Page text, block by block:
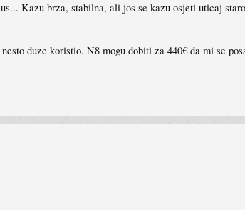
Kazu brza, stabilna, ali jos se kazu osjeti uticaj
duze koristio. N8 mogu dobiti za 440€ da mi se